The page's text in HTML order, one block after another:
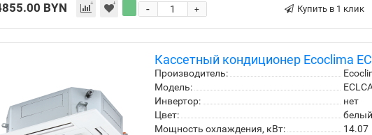
BYN +
- Купить в 1 клик
Кассетный кондиционер Ecoclima
Производитель:
Модель:
Инвертор:
нет
Цвет:
белый
Мощность охлаждения, кВт:
14.07